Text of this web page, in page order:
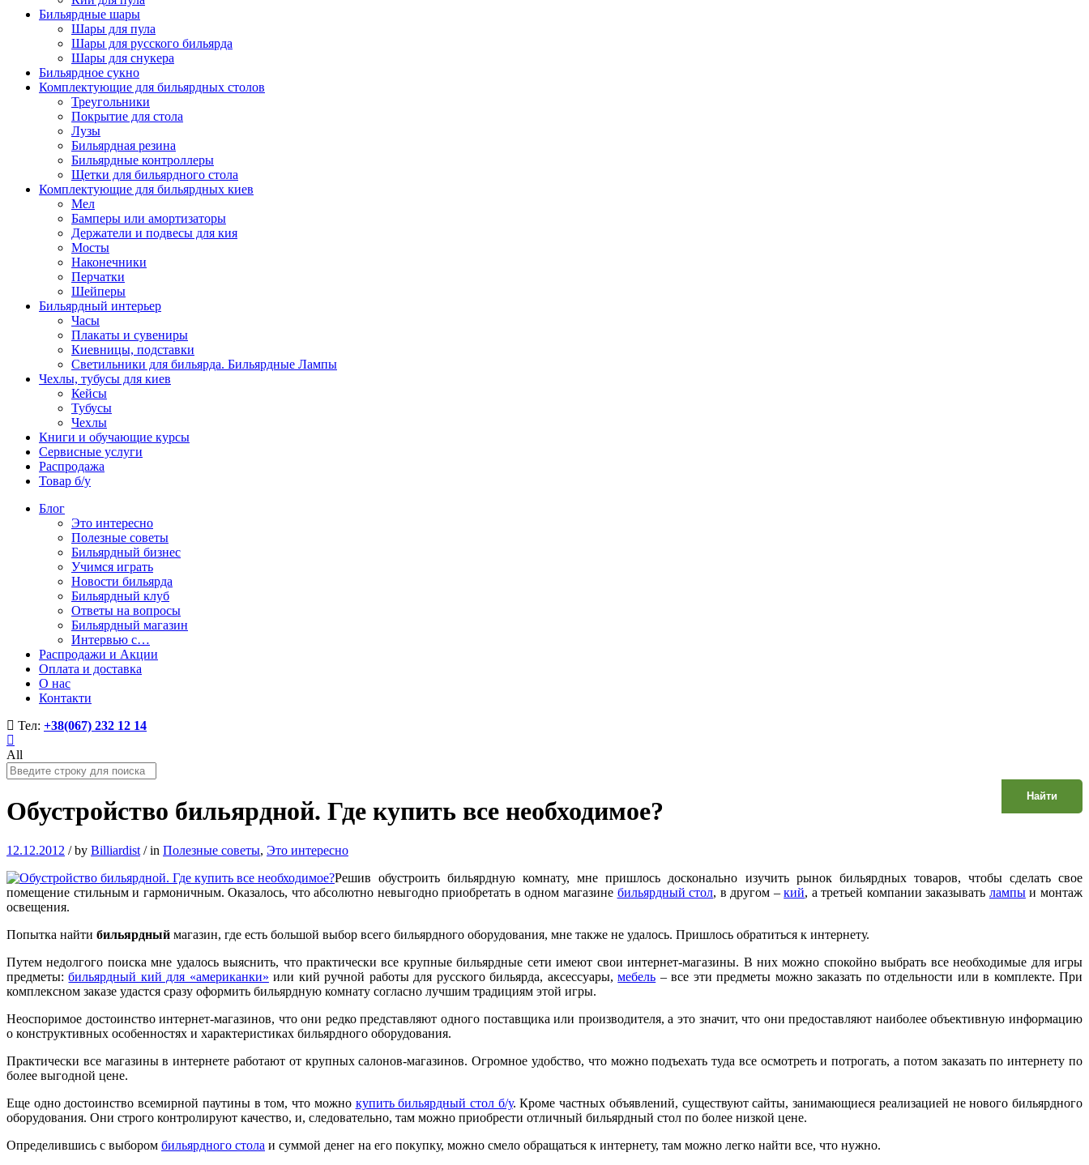
Бильярдные шары
Шары для пула
Шары для русского бильярда
Шары для снукера
Бильярдное сукно
Комплектующие для бильярдных столов
Треугольники
Покрытие для стола
Лузы
Бильярдная резина
Бильярдные контроллеры
Щетки для бильярдного стола
Комплектующие для бильярдных киев
Мел
Бамперы или амортизаторы
Держатели и подвесы для кия
Мосты
Наконечники
Перчатки
Шейперы
Бильярдный интерьер
Часы
Плакаты и сувениры
Киевницы, подставки
Светильники для бильярда. Бильярдные Лампы
Чехлы, тубусы для киев
Кейсы
Тубусы
Чехлы
Книги и обучающие курсы
Сервисные услуги
Распродажа
Товар б/у
Блог
Это интересно
Полезные советы
Бильярдный бизнес
Учимся играть
Новости бильярда
Бильярдный клуб
Ответы на вопросы
Бильярдный магазин
Интервью с…
Распродажи и Акции
Оплата и доставка
О нас
Контакти
Тел: +38(067) 232 12 14
All
Найти
Обустройство бильярдной. Где купить все необходимое?
12.12.2012 /by Billiardist/in Полезные советы, Это интересно
Решив обустроить бильярдную комнату, мне пришлось досконально изучить рынок бильярдных товаров, чтобы сделать свое
помещение стильным и гармоничным. Оказалось, что абсолютно невыгодно приобретать в одном магазине бильярдный стол, в другом –кий, а третьей компании заказывать лампыи монтаж
освещения.
Попытка найти бильярдный магазин, где есть большой выбор всего бильярдного оборудования, мне также не удалось. Пришлось обратиться к интернету.
Путем недолгого поиска мне удалось выяснить, что практически все крупные бильярдные сети имеют свои интернет-магазины. В них можно спокойно выбрать все необходимые для игры
предметы:бильярдный кий для «американки» или кий ручной работы для русского бильярда, аксессуары,мебель – все эти предметы можно заказать по отдельности или в комплекте. При
комплексном заказе удастся сразу оформить бильярдную комнату согласно лучшим традициям этой игры.
Неоспоримое достоинство интернет-магазинов, что они редко представляют одного поставщика или производителя, а это значит, что они предоставляют наиболее объективную информацию
о конструктивных особенностях и характеристиках бильярдного оборудования.
Практически все магазины в интернете работают от крупных салонов-магазинов. Огромное удобство, что можно подъехать туда все осмотреть и потрогать, а потом заказать по интернету по
более выгодной цене.
Еще одно достоинство всемирной паутины в том, что можно купить бильярдный стол б/у. Кроме частных объявлений, существуют сайты, занимающиеся реализацией не нового бильярдного
оборудования. Они строго контролируют качество, и, следовательно, там можно приобрести отличный бильярдный стол по более низкой цене.
Определившись с выбором бильярдного стола и суммой денег на его покупку, можно смело обращаться к интернету, там можно легко найти все, что нужно.